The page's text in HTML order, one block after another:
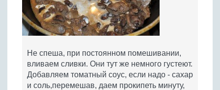
Не спеша, при постоянном помешивании,
вливаем сливки. Они тут же немного густеют.
Добавляем томатный соус, если надо - сахар
и соль,перемешав, даем прокипеть минуту,